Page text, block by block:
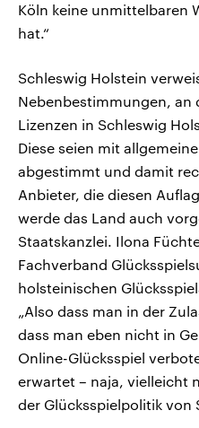
Köln keine unmittelbaren
hat.“
Schleswig Holstein
Nebenbestimmungen, an
Lizenzen in Schleswig
Diese seien mit
abgestimmt und damit
Anbieter, die diesen
werde das Land auch
Staatskanzlei. Ilona
Fachverband
holsteinischen
„Also dass man in der
dass man eben nicht in
Online-Glücksspiel
erwartet – naja, vielleicht
der Glücksspielpolitik von